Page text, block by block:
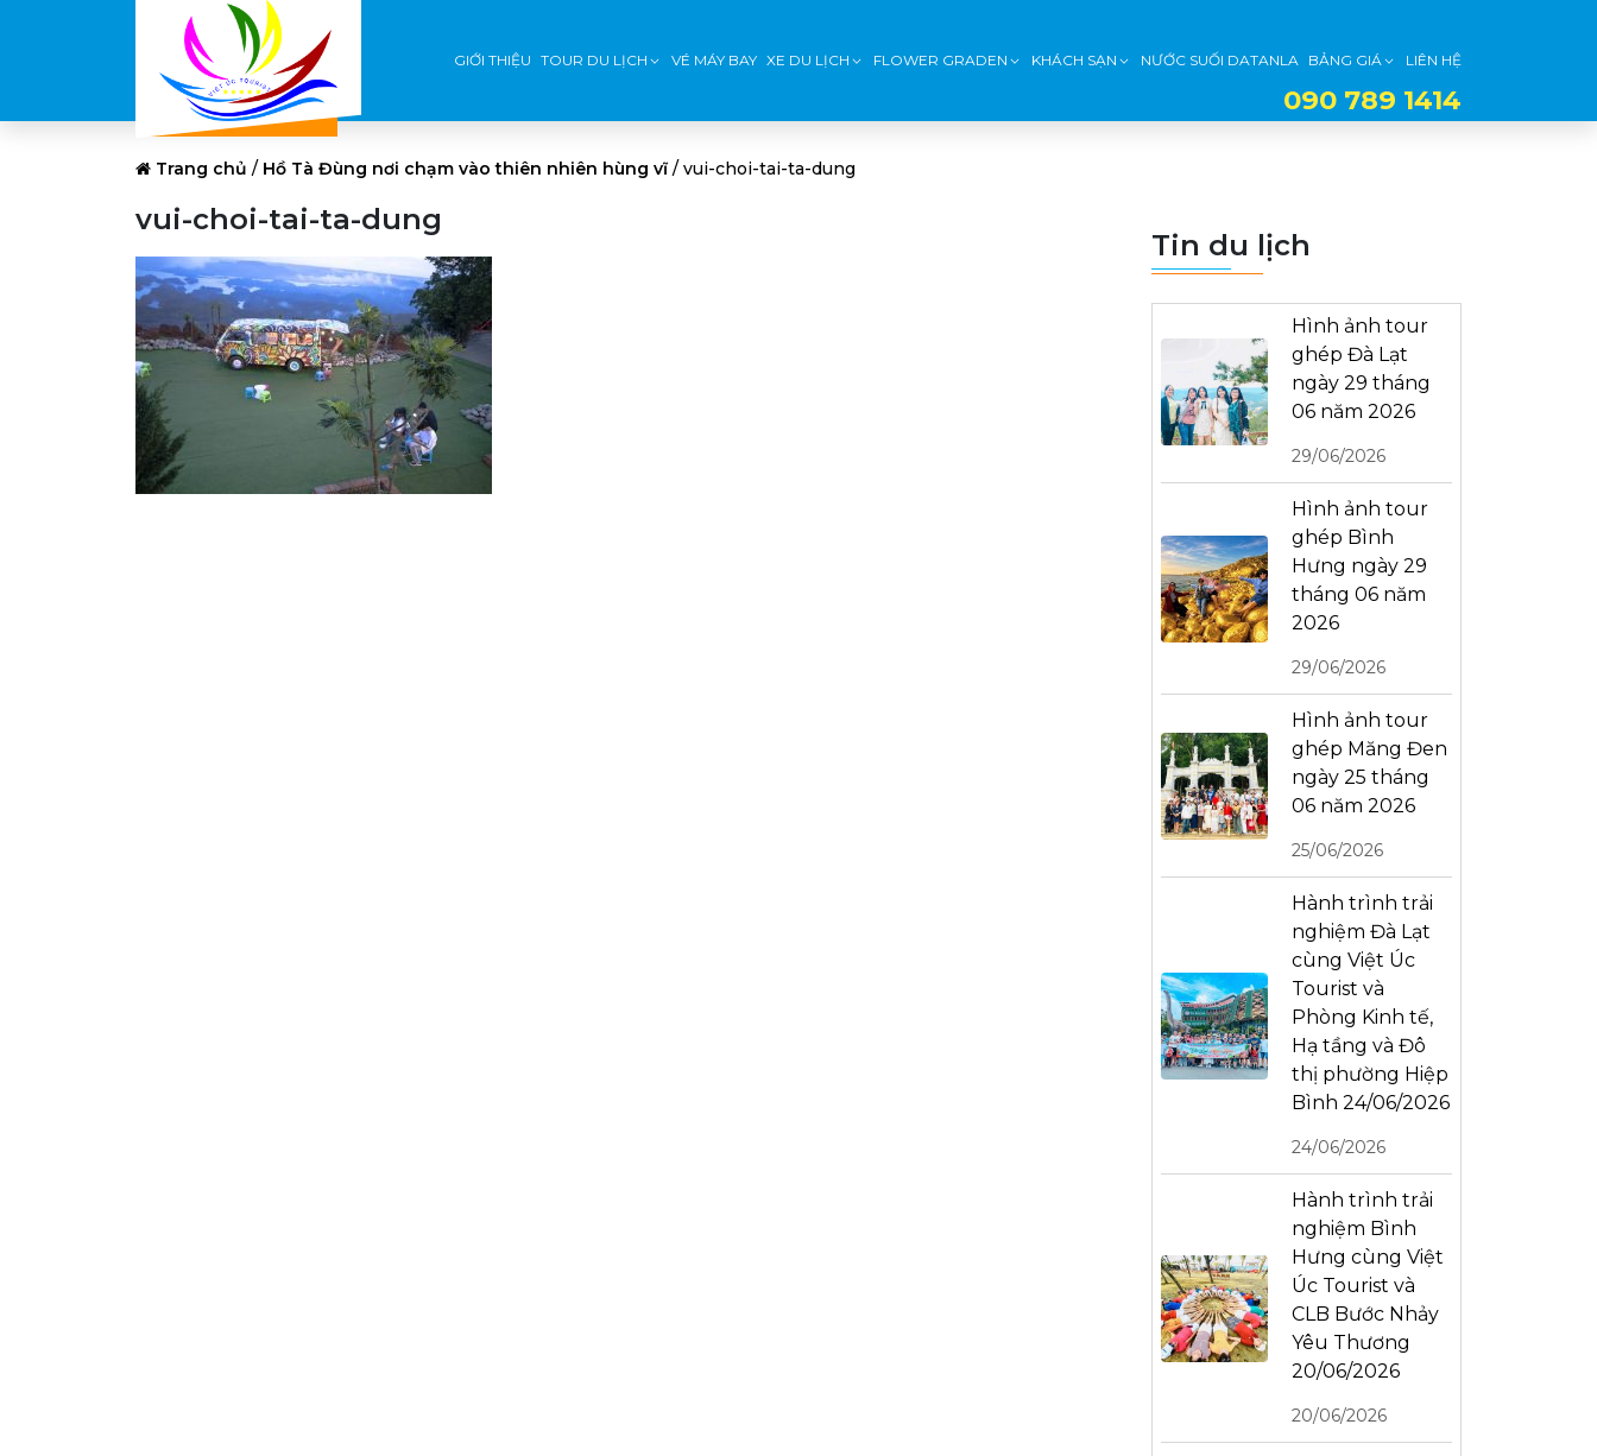
GIỚI THIỆU TOUR DU LỊCH VÉ MÁY BAY XE DU LỊCH FLOWER GRADEN KHÁCH SẠN NƯỚC SUỐI DATANLA BẢNG GIÁ LIÊN HỆ
090 789 1414
Trang chủ / Hồ Tà Đùng nơi chạm vào thiên nhiên hùng vĩ / vui-choi-tai-ta-dung
vui-choi-tai-ta-dung
Tin du lịch
Hình ảnh tour
ghép Đà Lạt
ngày 29 tháng
06 năm 2026
29/06/2026
Hình ảnh tour
ghép Bình
Hưng ngày 29
tháng 06 năm
2026
29/06/2026
Hình ảnh tour
ghép Măng Đen
ngày 25 tháng
06 năm 2026
25/06/2026
Hành trình trải
nghiệm Đà Lạt
cùng Việt Úc
Tourist và
Phòng Kinh tế,
Hạ tầng và Đô
thị phường Hiệp
Bình 24/06/2026
24/06/2026
Hành trình trải
nghiệm Bình
Hưng cùng Việt
Úc Tourist và
CLB Bước Nhảy
Yêu Thương
20/06/2026
20/06/2026